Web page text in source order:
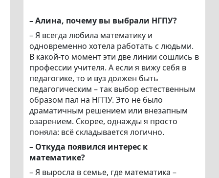
– Алина, почему вы выбрали НГПУ?
– Я всегда любила математику и
одновременно хотела работать с людьми.
В какой-то момент эти две линии сошлись в
профессии учителя. А если я вижу себя в
педагогике, то и вуз должен быть
педагогическим – так выбор естественным
образом пал на НГПУ. Это не было
драматичным решением или внезапным
озарением. Скорее, однажды я просто
поняла: всё складывается логично.
– Откуда появился интерес к
математике?
– Я выросла в семье, где математика –